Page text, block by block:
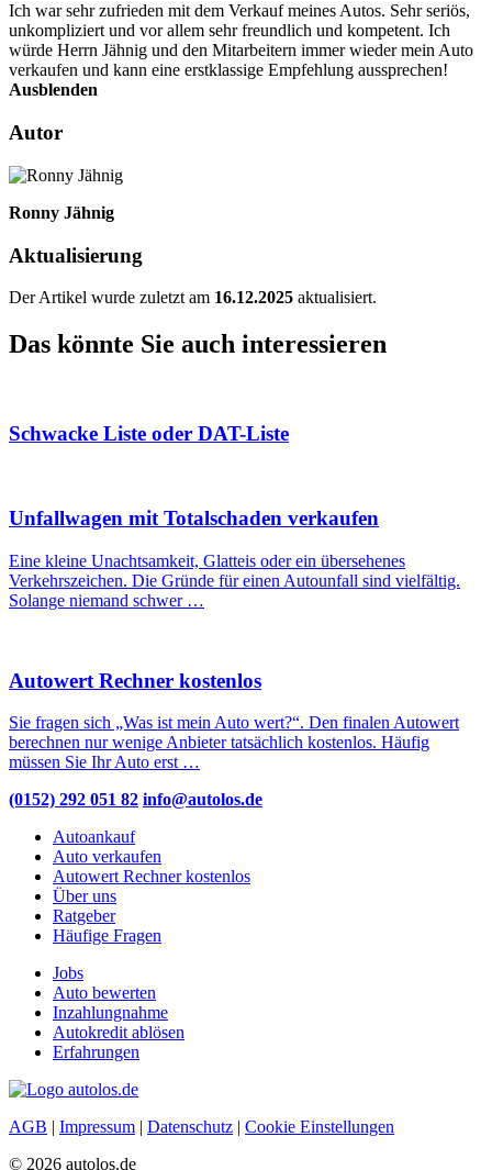
Ich war sehr zufrieden mit dem Verkauf meines Autos. Sehr seriös,
unkompliziert und vor allem sehr freundlich und kompetent. Ich
würde Herrn Jähnig und den Mitarbeitern immer wieder mein Auto
verkaufen und kann eine erstklassige Empfehlung aussprechen!
Ausblenden
Autor
Ronny Jähnig
Aktualisierung
Der Artikel wurde zuletzt am 16.12.2025 aktualisiert.
Das könnte Sie auch interessieren
Schwacke Liste oder DAT-Liste
Unfallwagen mit Totalschaden verkaufen
Eine kleine Unachtsamkeit, Glatteis oder ein übersehenes
Verkehrszeichen. Die Gründe für einen Autounfall sind vielfältig.
Solange niemand schwer …
Autowert Rechner kostenlos
Sie fragen sich „Was ist mein Auto wert?“. Den finalen Autowert
berechnen nur wenige Anbieter tatsächlich kostenlos. Häufig
müssen Sie Ihr Auto erst …
(0152) 292 051 82 info@autolos.de
Autoankauf
Auto verkaufen
Autowert Rechner kostenlos
Über uns
Ratgeber
Häufige Fragen
Jobs
Auto bewerten
Inzahlungnahme
Autokredit ablösen
Erfahrungen
AGB Impressum Datenschutz
Cookie Einstellungen
© 2026 autolos.de